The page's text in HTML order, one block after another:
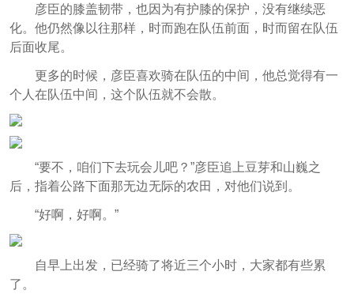
彦臣的膝盖韧带，也因为有护膝的保护，没有继续恶
化。他仍然像以往那样，时而跑在队伍前面，时而留在队伍
后面收尾。
更多的时候，彦臣喜欢骑在队伍的中间，他总觉得有一
个人在队伍中间，这个队伍就不会散。
“要不，咱们下去玩会儿吧？”彦臣追上豆芽和山巍之
后，指着公路下面那无边无际的农田，对他们说到。
“好啊，好啊。”
自早上出发，已经骑了将近三个小时，大家都有些累
了。